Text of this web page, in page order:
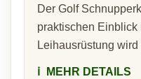
Der Golf
praktischen
Leihausrüstung wird
ℹ️ MEHR DETAILS